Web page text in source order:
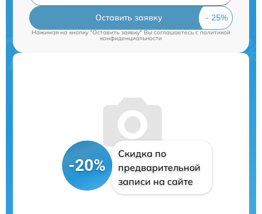
Оставить заявку
Нажимая на кнопку "Оставить заявку" Вы соглашаетесь cполитикой
конфиденциальности
-20%
Скидка по
предварительной
записи на сайте